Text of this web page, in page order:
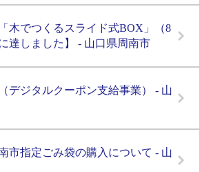
木でつくるスライド式BOX」（8
達しました】 - 山口県周南市
デジタルクーポン支給事業） - 山
市指定ごみ袋の購入について - 山